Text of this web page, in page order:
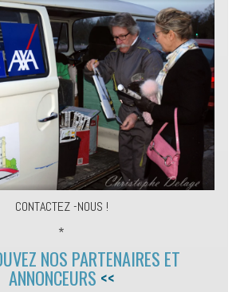
CONTACTEZ -NOUS !
*
NOS PARTENAIRES ET
ANNONCEURS <<